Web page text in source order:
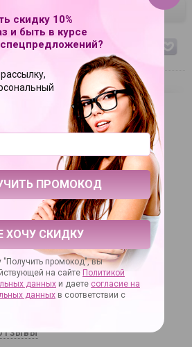
Baile
BI-014078-0101
термопластичная резина (TPR)
3 шт., тип LR44
картонная коробка
стимуляция клитора
эротический массаж
скидку 10%
и быть в курсе
ХОЧУ СКИДКУ
"Получить промокод", вы
на сайте Политикой
данных и даете согласие на
данных в соответствии с